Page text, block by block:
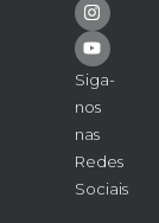
Siga-
nos
nas
Redes
Sociais